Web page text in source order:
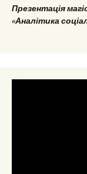
Презентація
«Аналітика